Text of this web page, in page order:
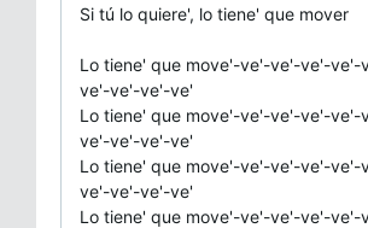
Si tú lo quiere', lo tiene' que mover
Lo tiene' que move'-ve'-ve'-ve'-
ve'-ve'-ve'-ve'
Lo tiene' que move'-ve'-ve'-ve'-
ve'-ve'-ve'-ve'
Lo tiene' que move'-ve'-ve'-ve'-
ve'-ve'-ve'-ve'
Lo tiene' que move'-ve'-ve'-ve'-